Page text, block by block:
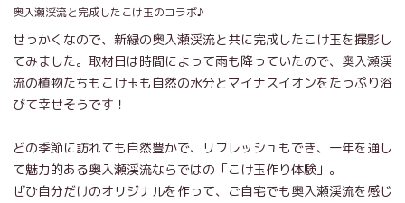
奥入瀬渓流と完成したこけ玉のコラボ♪
せっかくなので、新緑の奥入瀬渓流と共に完成したこけ玉を撮影し
てみました。取材日は時間によって雨も降っていたので、奥入瀬渓
流の植物たちもこけ玉も自然の水分とマイナスイオンをたっぷり浴
びて幸せそうです！
どの季節に訪れても自然豊かで、リフレッシュもでき、一年を通し
て魅力的ある奥入瀬渓流ならではの「こけ玉作り体験」。
ぜひ自分だけのオリジナルを作って、ご自宅でも奥入瀬渓流を感じ